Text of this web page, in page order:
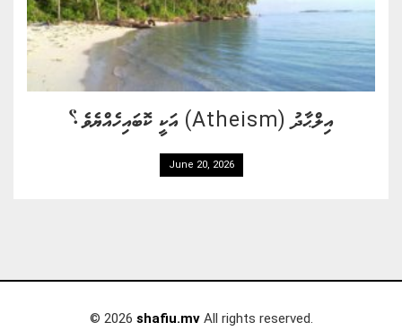
އިލްޙާދު (Atheism) އަކީ ކޮބައިހެއްޔެވެ؟
June 20, 2026
© 2026 shafiu.mvAll rights reserved.